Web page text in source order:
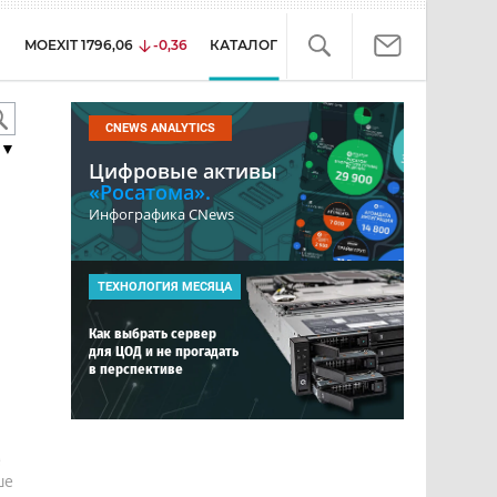
MOEXIT 1796,06 -0,36 КАТАЛОГ
▼
CNEWS ANALYTICS
Цифровые активы
«Росатома».
Инфографика CNews
ТЕХНОЛОГИЯ МЕСЯЦА
Как выбрать сервер
для ЦОД и не прогадать
в перспективе